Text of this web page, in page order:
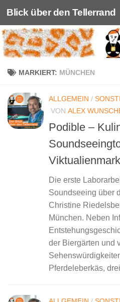
Unter dem Inhalt
Blick über den Tellerrand
MARKIERT: MÜNCHEN
ALLGEMEIN /
VON ALEX
Podible –
Die erste
Soundseeing über
Christine
München. Neben
der Biergärten und
Pferdeleberkäs,